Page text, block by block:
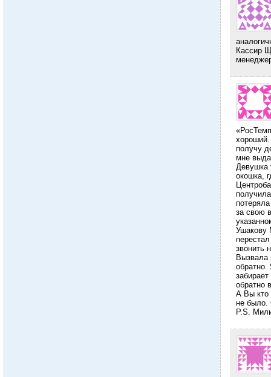
Кассир
хороший.
получу
мне
Девушка
окошка,
за свою
Ушакову
звонить
Вызвала
обратно
А Вы кто
не было.
Р.S.